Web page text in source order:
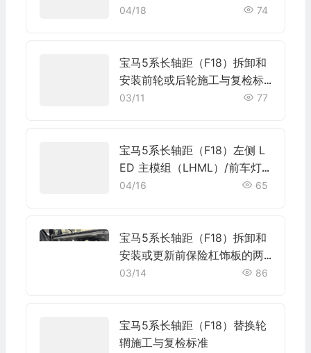
04/18 74
宝马5系长轴距（F18）拆卸和
安装前轮或后轮施工与复检标
准
03/11 77
宝马5系长轴距（F18）左侧 L
ED 主模组（LHML）/前车灯
电子设备（FLE）更换施工与
04/16 65
宝马5系长轴距（F18）拆卸和
安装或更新前保险杠饰板的两
个架梁施工与复检标准
03/14 86
宝马5系长轴距（F18）替换轮
辋施工与复检标准